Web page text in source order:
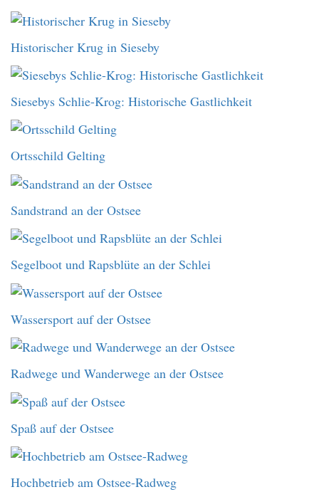
Historischer Krug in Sieseby
Siesebys Schlie-Krog: Historische Gastlichkeit
Ortsschild Gelting
Sandstrand an der Ostsee
Segelboot und Rapsblüte an der Schlei
Wassersport auf der Ostsee
Radwege und Wanderwege an der Ostsee
Spaß auf der Ostsee
Hochbetrieb am Ostsee-Radweg